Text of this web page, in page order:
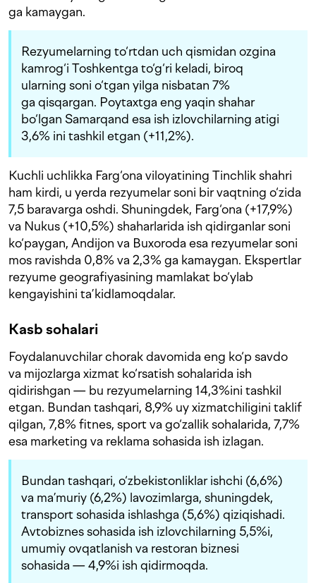
ga kamaygan.
Rezyumelarning to‘rtdan uch qismidan ozgina
kamrog‘i Toshkentga to‘g‘ri keladi, biroq
ularning soni o‘tgan yilga nisbatan 7%
ga qisqargan. Poytaxtga eng yaqin shahar
bo‘lgan Samarqand esa ish izlovchilarning atigi
3,6% ini tashkil etgan (+11,2%).
Kuchli uchlikka Farg‘ona viloyatining Tinchlik shahri
ham kirdi, u yerda rezyumelar soni bir vaqtning o‘zida
7,5 baravarga oshdi. Shuningdek, Farg‘ona (+17,9%)
va Nukus (+10,5%) shaharlarida ish qidirganlar soni
ko‘paygan, Andijon va Buxoroda esa rezyumelar soni
mos ravishda 0,8% va 2,3% ga kamaygan. Ekspertlar
rezyume geografiyasining mamlakat bo‘ylab
kengayishini ta’kidlamoqdalar.
Kasb sohalari
Foydalanuvchilar chorak davomida eng ko‘p savdo
va mijozlarga xizmat ko‘rsatish sohalarida ish
qidirishgan — bu rezyumelarning 14,3%ini tashkil
etgan. Bundan tashqari, 8,9% uy xizmatchiligini taklif
qilgan, 7,8% fitnes, sport va go‘zallik sohalarida, 7,7%
esa marketing va reklama sohasida ish izlagan.
Bundan tashqari, o‘zbekistonliklar ishchi (6,6%)
va ma’muriy (6,2%) lavozimlarga, shuningdek,
transport sohasida ishlashga (5,6%) qiziqishadi.
Avtobiznes sohasida ish izlovchilarning 5,5%i,
umumiy ovqatlanish va restoran biznesi
sohasida — 4,9%i ish qidirmoqda.